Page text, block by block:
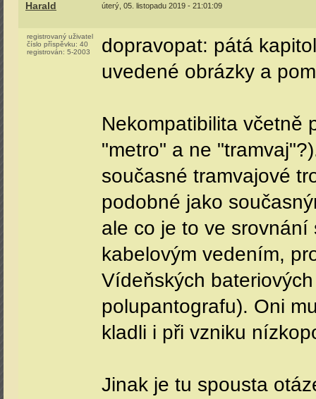
Harald úterý, 05. listopadu 2019 - 21:01:09
registrovaný uživatel
číslo příspěvku: 40
registrován: 5-2003
dopravopat: pátá
uvedené obrázky a
Nekompatibilita včetně
"metro" a ne
současné tramvajové
podobné jako
ale co je to ve
kabelovým vedením,
Vídeňských
polupantografu). Oni
kladli i při vzniku
Jinak je tu spousta